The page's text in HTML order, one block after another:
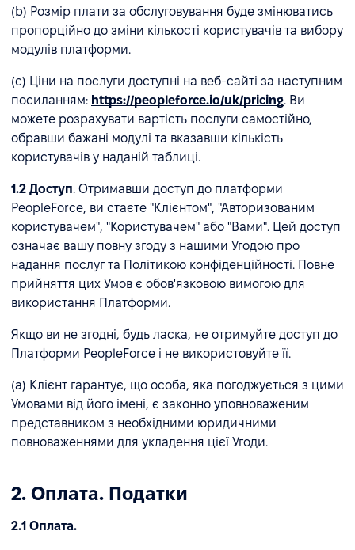
(b) Розмір плати за обслуговування буде змінюватись
пропорційно до зміни кількості користувачів та вибору
модулів платформи.
(c) Ціни на послуги доступні на веб-сайті за наступним
посиланням: https://peopleforce.io/uk/pricing. Ви
можете розрахувати вартість послуги самостійно,
обравши бажані модулі та вказавши кількість
користувачів у наданій таблиці.
1.2 Доступ. Отримавши доступ до платформи
PeopleForce, ви стаєте "Клієнтом", "Авторизованим
користувачем", "Користувачем" або "Вами". Цей доступ
означає вашу повну згоду з нашими Угодою про
надання послуг та Політикою конфіденційності. Повне
прийняття цих Умов є обов'язковою вимогою для
використання Платформи.
Якщо ви не згодні, будь ласка, не отримуйте доступ до
Платформи PeopleForce і не використовуйте її.
(a) Клієнт гарантує, що особа, яка погоджується з цими
Умовами від його імені, є законно уповноваженим
представником з необхідними юридичними
повноваженнями для укладення цієї Угоди.
2. Оплата. Податки
2.1 Оплата.